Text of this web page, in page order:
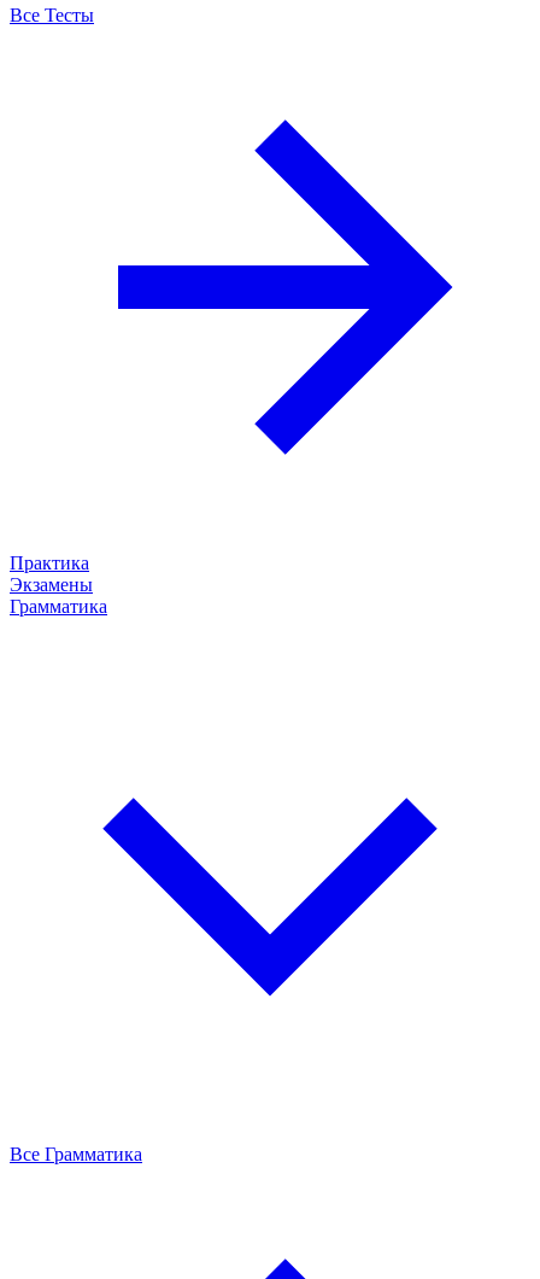
Все Тесты
Практика
Экзамены
Грамматика
Все Грамматика